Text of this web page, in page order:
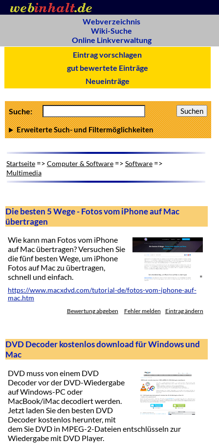
Webverzeichnis
Wiki-Suche
Online Linkverwaltung
Eintrag vorschlagen
gut bewertete Einträge
Neueinträge
Suche:
Erweiterte Such- und Filtermöglichkeiten
Startseite=> Computer & Software=> Software=>
Multimedia
Die besten 5 Wege - Fotos vom iPhone auf Mac
übertragen
Wie kann man Fotos vom iPhone
auf Mac übertragen? Versuchen Sie
die fünf besten Wege, um iPhone
Fotos auf Mac zu übertragen,
schnell und einfach.
https://www.macxdvd.com/tutorial-de/fotos-vom-iphone-auf-
mac.htm
Bewertung abgeben Fehler melden Eintrag ändern
DVD Decoder kostenlos download für Windows und
Mac
DVD muss von einem DVD
Decoder vor der DVD-Wiedergabe
auf Windows-PC oder
MacBook/iMac decodiert werden.
Jetzt laden Sie den besten DVD
Decoder kostenlos herunter, mit
dem Sie DVD in MPEG-2-Dateien entschlüsseln zur
Wiedergabe mit DVD Player.